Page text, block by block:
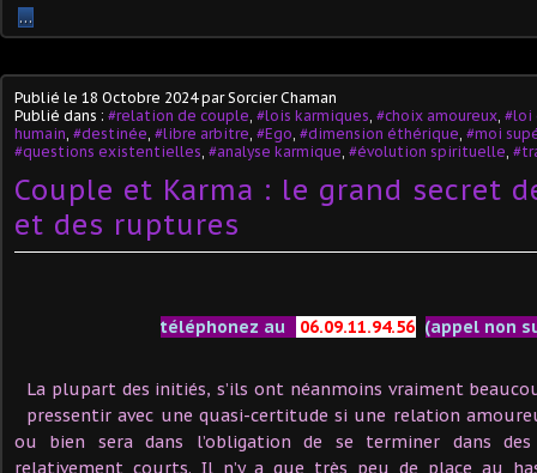
…
Publié le 18 Octobre 2024par Sorcier Chaman
Publié dans : #relation de couple #lois karmiques #choix amoureux #loi
humain #destinée #libre arbitre #Ego #dimension éthérique #moi
#questions existentielles #analyse karmique #évolution spirituelle
Couple et Karma : le grand secret
et des ruptures
téléphonez au 06.09.11.94.56 (appel non
La plupart des initiés, s’ils ont néanmoins vraiment
pressentir avec une quasi-certitude si une relation
ou bien sera dans l’obligation de se terminer dans
relativement courts. Il n’y a que très peu de place au